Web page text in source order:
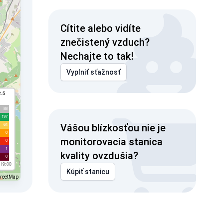
88
197
64
0
0
1
0
Cítite alebo vidíte
znečistený vzduch?
Nechajte to tak!
Vyplniť sťažnosť
Vášou blízkosťou nie je
monitorovacia stanica
kvality ovzdušia?
Kúpiť stanicu